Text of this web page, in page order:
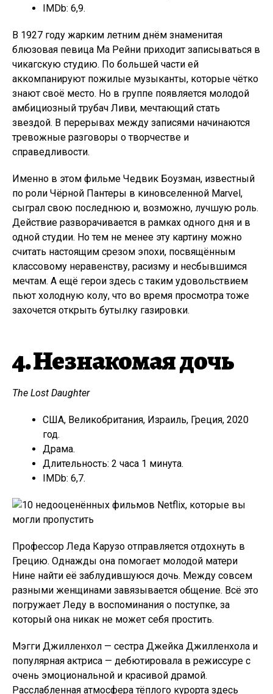
IMDb: 6,9.
В 1927 году жарким летним днём знаменитая
блюзовая певица Ма Рейни приходит записываться в
чикагскую студию. По большей части ей
аккомпанируют пожилые музыканты, которые чётко
знают своё место. Но в группе появляется молодой
амбициозный трубач Ливи, мечтающий стать
звездой. В перерывах между записями начинаются
тревожные разговоры о творчестве и
справедливости.
Именно в этом фильме Чедвик Боузман, известный
по роли Чёрной Пантеры в киновселенной Marvel,
сыграл свою последнюю и, возможно, лучшую роль.
Действие разворачивается в рамках одного дня и в
одной студии. Но тем не менее эту картину можно
считать настоящим срезом эпохи, посвящённым
классовому неравенству, расизму и несбывшимся
мечтам. А ещё герои здесь с таким удовольствием
пьют холодную колу, что во время просмотра тоже
захочется открыть бутылку газировки.
4. Незнакомая дочь
The Lost Daughter
США, Великобритания, Израиль, Греция, 2020
год.
Драма.
Длительность: 2 часа 1 минута.
IMDb: 6,7.
Профессор Леда Карузо отправляется отдохнуть в
Грецию. Однажды она помогает молодой матери
Нине найти её заблудившуюся дочь. Между совсем
разными женщинами завязывается общение. Всё это
погружает Леду в воспоминания о поступке, за
который она никак не может себя простить.
Мэгги Джилленхол — сестра Джейка Джилленхола и
популярная актриса — дебютировала в режиссуре с
очень эмоциональной и красивой драмой.
Расслабленная атмосфера тёплого курорта здесь